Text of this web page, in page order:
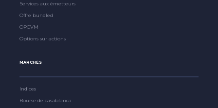
Services aux émetteurs
Offre bundled
OPCVM
Options sur actions
MARCHÉS
Indices
Bourse de casablanca